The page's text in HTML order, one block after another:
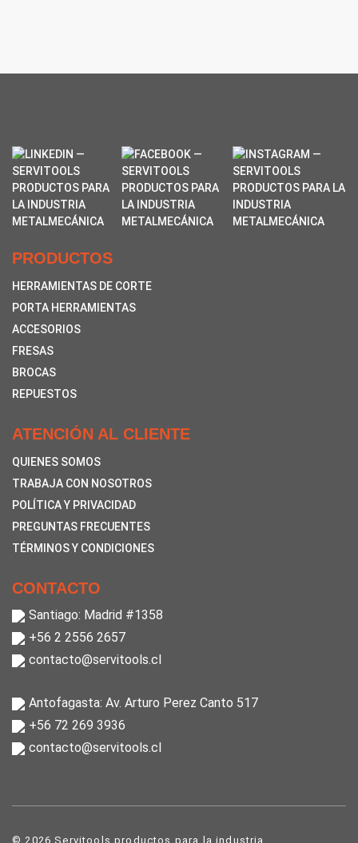
PRODUCTOS
HERRAMIENTAS DE CORTE
PORTA HERRAMIENTAS
ACCESORIOS
FRESAS
BROCAS
REPUESTOS
ATENCIÓN AL CLIENTE
QUIENES SOMOS
TRABAJA CON NOSOTROS
POLÍTICA Y PRIVACIDAD
PREGUNTAS FRECUENTES
TÉRMINOS Y CONDICIONES
CONTACTO
Santiago: Madrid #1358
+56 2 2556 2657
contacto@servitools.cl
Antofagasta: Av. Arturo Perez Canto 517
+56 72 269 3936
contacto@servitools.cl
© 2026 Servitools productos para la industria